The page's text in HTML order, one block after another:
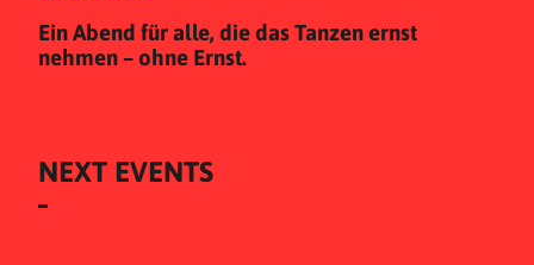
Ein Abend für alle, die das Tanzen ernst
nehmen – ohne Ernst.
NEXT EVENTS